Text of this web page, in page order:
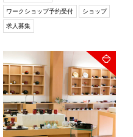
ワークショップ予約受付 ショップ
求人募集